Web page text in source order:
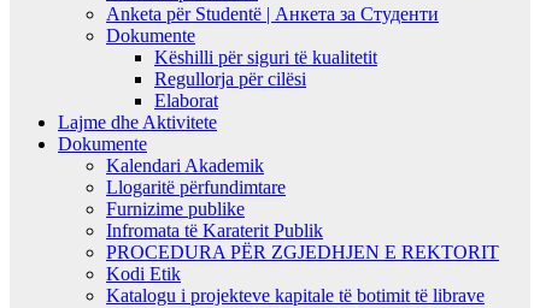
Anketa për Studentë | Анкета за Студенти
Dokumente
Këshilli për siguri të kualitetit
Regullorja për cilësi
Elaborat
Lajme dhe Aktivitete
Dokumente
Kalendari Akademik
Llogaritë përfundimtare
Furnizime publike
Infromata të Karaterit Publik
PROCEDURA PËR ZGJEDHJEN E REKTORIT
Kodi Etik
Katalogu i projekteve kapitale të botimit të librave